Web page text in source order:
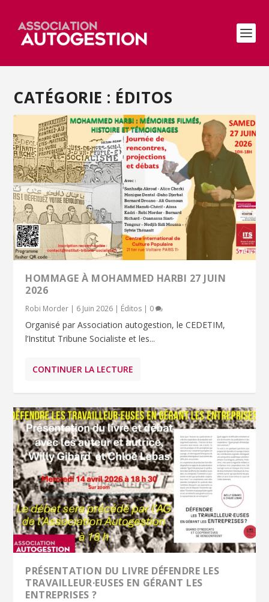
CATÉGORIE : ÉDITOS
HOMMAGE À MOHAMMED HARBI 27 JUIN
2026
Robi Morder | 6 Juin 2026 | Éditos | 0
Organisé par Association autogestion, le CEDETIM,
l’Institut Tribune Socialiste et les...
CONTINUER LA LECTURE
PRÉSENTATION DU LIVRE DÉFENDRE LES
TRAVAILLEUR·EUSES EN GÉRANT LES
ENTREPRISES ?